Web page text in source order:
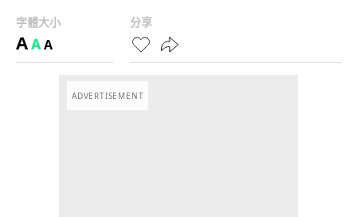
字體大小
AAA
分享
ADVERTISEMENT